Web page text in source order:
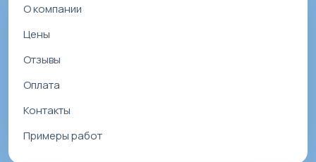
О компании
Цены
Отзывы
Оплата
Контакты
Примеры работ